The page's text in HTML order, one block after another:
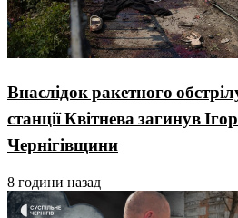
Внаслідок ракетного
станції Квітнева загинув
Чернігівщини
8 години назад